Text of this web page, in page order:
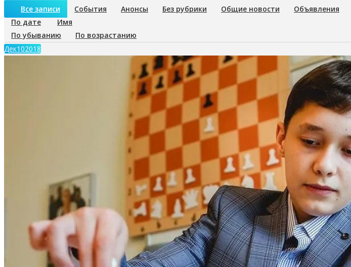
Все записи События Анонсы Без рубрики Общие новости Объявления
По дате
Имя
По убыванию
По возрастанию
Дек102018